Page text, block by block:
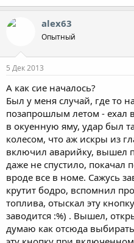
alex63
Опытный
5 Дек 2013
А как сие началось?
Был у меня случай, где то
позапрошлым летом - ехал
в окуенную яму, удар был
колесом, что аж искры из
включил аварийку, вышел
даже не спустило, покачал
вроде все в номе. Сажусь
крутит бодро, вспомнил
топлива, отыскал эту
заводится :%) . Вышел,
думаю как отсюда